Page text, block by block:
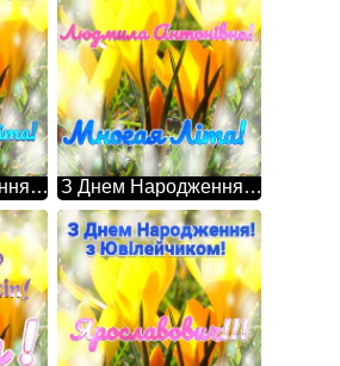
З Днем Народження! Здоров'я! Миру! Перемоги! Многая Літа! теточко Люба! Квіти золотистого кольору З Днем Народження! Многая Літа! Людмила Антонівна! Квіти золотистого кольору